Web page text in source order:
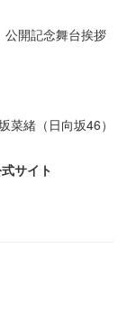
公開記念舞台挨拶
緒（日向坂46）
サイト